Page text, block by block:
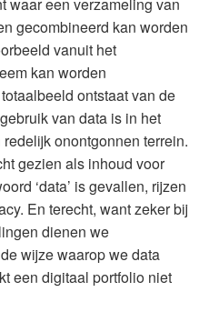
waar een verzameling van
gecombineerd kan worden
vanuit het
kan worden
ontstaat van de
van data is in het
onontgonnen terrein.
gezien als inhoud voor
‘data’ is gevallen, rijzen
En terecht, want zeker bij
dienen we
wijze waarop we data
een digitaal portfolio niet